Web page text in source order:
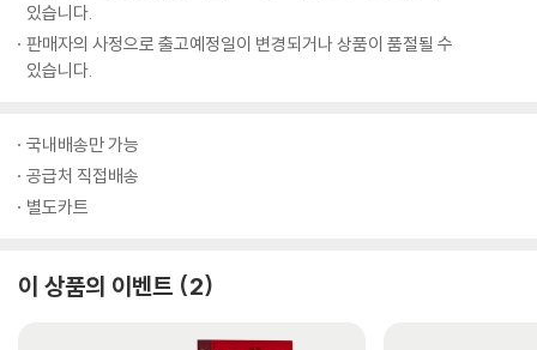
있습니다.
판매자의 사정으로 출고예정일이 변경되거나 상품이 품절될 수
있습니다.
국내배송만 가능
공급처 직접배송
별도카트
이 상품의 이벤트 2